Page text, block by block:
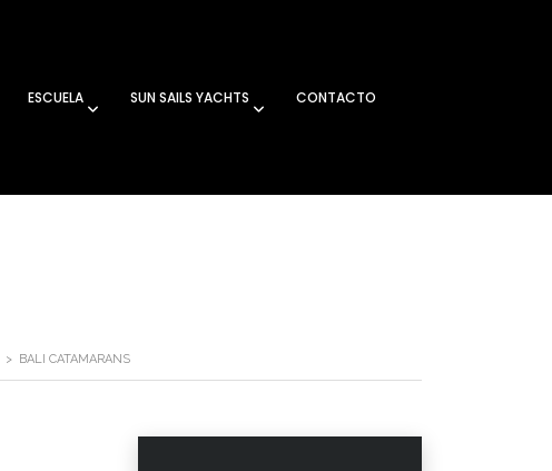
ESCUELA SUN SAILS YACHTS CONTACTO
> BALI CATAMARANS